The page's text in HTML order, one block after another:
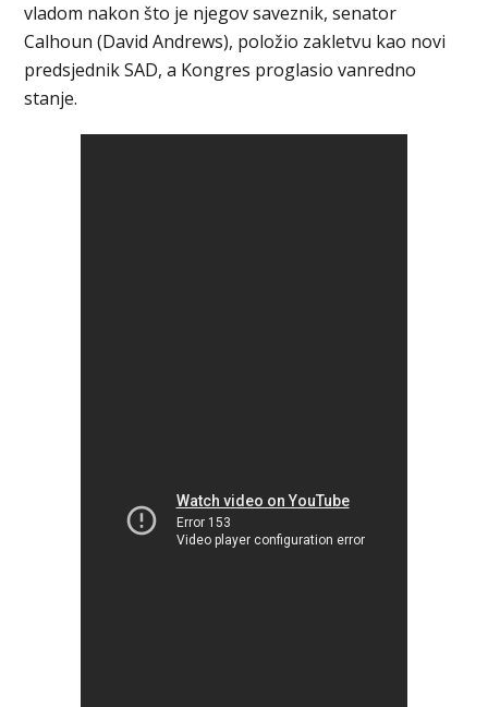
vladom nakon što je njegov saveznik, senator
Calhoun (David Andrews), položio zakletvu kao novi
predsjednik SAD, a Kongres proglasio vanredno
stanje.